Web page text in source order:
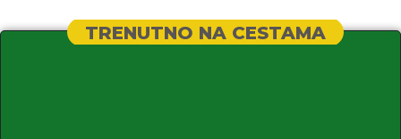
TRENUTNO NA CESTAMA